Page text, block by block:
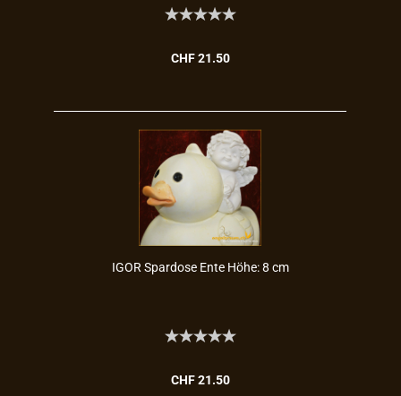
CHF 21.50
IGOR Spar­do­se Ente Höhe: 8 cm
CHF 21.50